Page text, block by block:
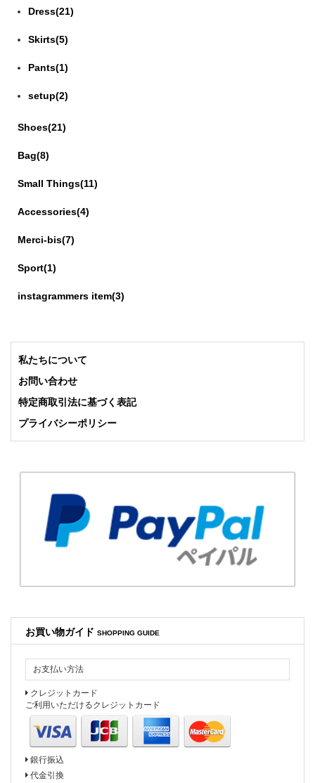
な
華やかなドレスをご紹介しております!
2018年11月06日
ファー小物
暖かいアイテム多数ご用意しております。
2018年10月20日
New ITEM !!
ドレスが中心です。
2018年10月12日
JIL SANDER
ブログを更新しました!
miumiuのオススメ商品について書いております。
2018年09月21日
Instagramを更新しました!
M MISSONIのニットドレス。
Instagramを更新しました!
ステラマッカートニーのシンプルなONE PIECEです。
2018年09月11日
コーディネートブログを更新しました!
2018年09月04日
【NEW】コーディネートブログを更新しました!
エレガントなMSGMのレースドレスをご紹介しております。
2018年08月27日
コーディネートブログ更新!
新商品についてのコーディネートブログを更新しておりま
す。
2018年08月28日
Dress(21)
Skirts(5)
Pants(1)
setup(2)
Shoes(21)
Bag(8)
Small Things(11)
Accessories(4)
Merci-bis(7)
Sport(1)
instagrammers item(3)
私たちについて
お問い合わせ
特定商取引法に基づく表記
プライバシーポリシー
お買い物ガイド SHOPPING GUIDE
お支払い方法
クレジットカード
ご利用いただけるクレジットカード
銀行振込
代金引換